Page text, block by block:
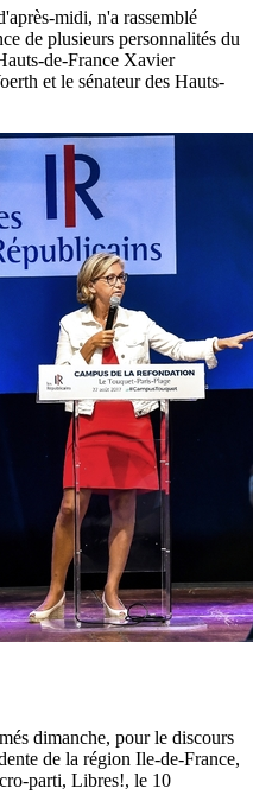
midi, n'a rassemblé
de plusieurs personnalités du
de-France Xavier
et le sénateur des Hauts-
dimanche, pour le discours
de la région Ile-de-France,
parti, Libres!, le 10